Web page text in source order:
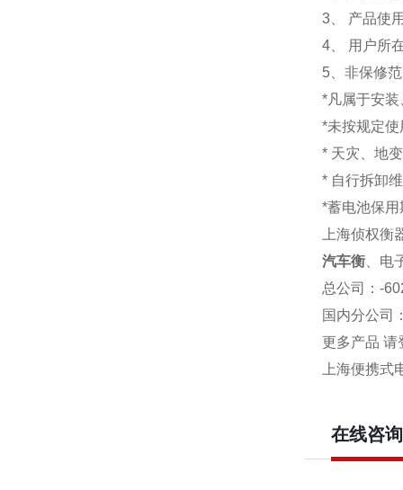
3、 产品使
4、 用户所
5、非保修
*凡属于安
*未按规定
* 天灾、地
* 自行拆卸
*蓄电池保用
上海侦权
汽车衡 、
总公司
：-
国内分公司
更多产品 请
上海便携
在线咨询